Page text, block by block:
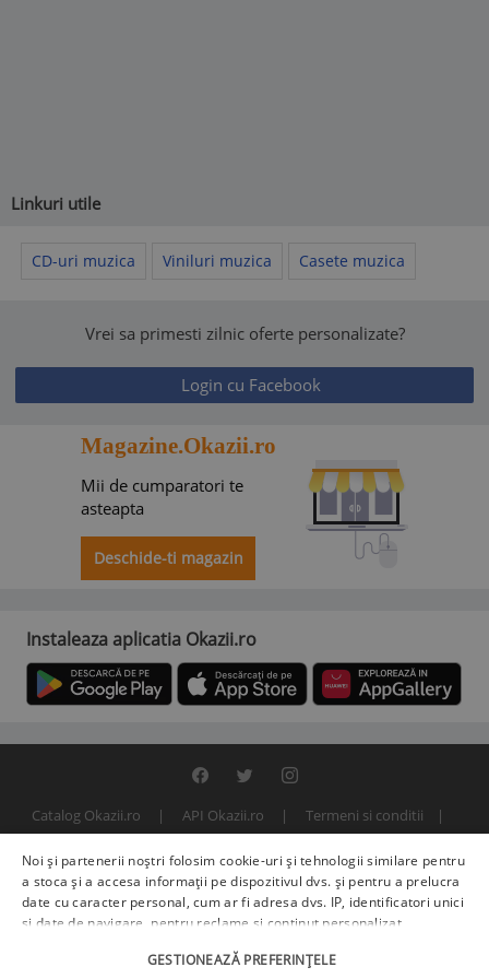
Linkuri utile
CD-uri muzica Viniluri muzica Casete muzica
Vrei sa primesti zilnic oferte personalizate?
Login cu Facebook
Magazine.Okazii.ro
Mii de cumparatori te
asteapta
Deschide-ti magazin
Instaleaza aplicatia Okazii.ro
Catalog Okazii.ro API Okazii.ro
Termeni si conditii
© 2000 - 2026 S.C. BITFACTOR S.R.L.
Noi și partenerii noștri folosim cookie-uri și tehnologii similare pentru
a stoca și a accesa informații pe dispozitivul dvs. și pentru a prelucra
date cu caracter personal, cum ar fi adresa dvs. IP, identificatori unici
și date de navigare, pentru reclame și conținut personalizat,
îmbunătățirea serviciilor.Furnizori terți (225)pot, de asemenea,
GESTIONEAZĂ PREFERINȚELE